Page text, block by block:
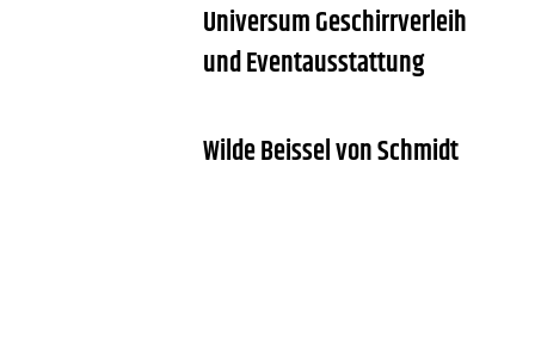
Universum Geschirrverleih
und Eventausstattung
Wilde Beissel von Schmidt